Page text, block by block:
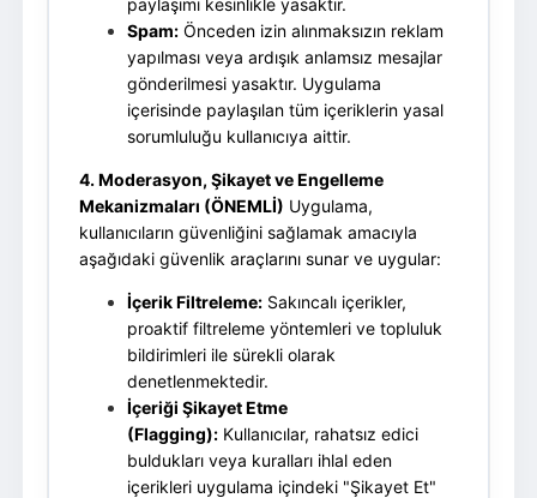
paylaşımı kesinlikle yasaktır.
Spam:Önceden izin alınmaksızın reklam
yapılması veya ardışık anlamsız mesajlar
gönderilmesi yasaktır. Uygulama
içerisinde paylaşılan tüm içeriklerin yasal
sorumluluğu kullanıcıya aittir.
4. Moderasyon, Şikayet ve Engelleme
Mekanizmaları (ÖNEMLİ) Uygulama,
kullanıcıların güvenliğini sağlamak amacıyla
aşağıdaki güvenlik araçlarını sunar ve uygular:
İçerik Filtreleme:Sakıncalı içerikler,
proaktif filtreleme yöntemleri ve topluluk
bildirimleri ile sürekli olarak
denetlenmektedir.
İçeriği Şikayet Etme
(Flagging):Kullanıcılar, rahatsız edici
buldukları veya kuralları ihlal eden
içerikleri uygulama içindeki "Şikayet Et"